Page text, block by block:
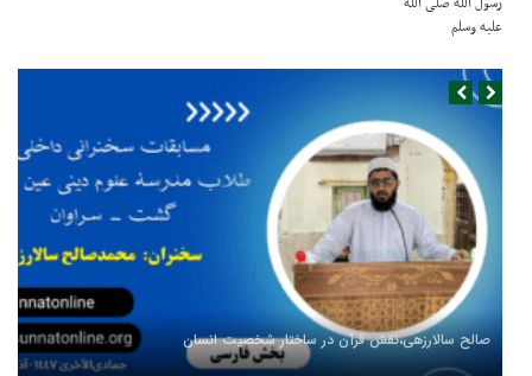
صالح سالارزهی،‌نقش قرآن در ساختار شخصیت انسان